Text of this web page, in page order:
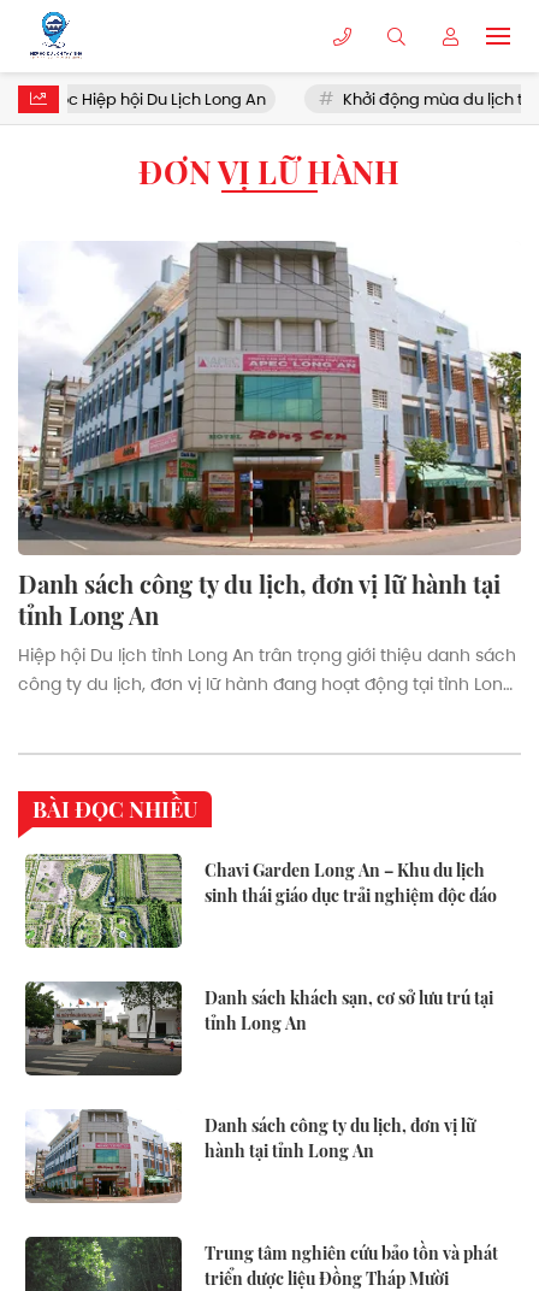
thuộc Hiệp hội Du Lịch Long An Khởi động mùa du lịch tết
ĐƠN VỊ LỮ HÀNH
Danh sách công ty du lịch, đơn vị lữ hành tại
tỉnh Long An
Hiệp hội Du lịch tỉnh Long An trân trọng giới thiệu danh sách
công ty du lịch, đơn vị lữ hành đang hoạt động tại tỉnh Long
BÀI ĐỌC NHIỀU
Chavi Garden Long An – Khu du lịch
sinh thái giáo dục trải nghiệm độc đáo
Danh sách khách sạn, cơ sở lưu trú tại
tỉnh Long An
Danh sách công ty du lịch, đơn vị lữ
hành tại tỉnh Long An
Trung tâm nghiên cứu bảo tồn và phát
triển dược liệu Đồng Tháp Mười